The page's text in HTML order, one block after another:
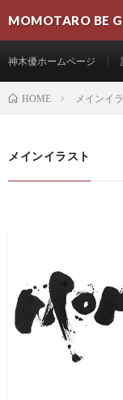
MOMOTARO BE
神木優ホームページ
HOME メインイ
メインイラスト